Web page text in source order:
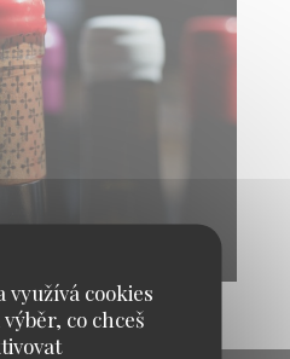
využívá cookies
co chceš